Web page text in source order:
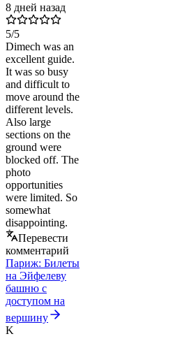
8 дней назад
5/5
Dimech was an
excellent guide.
It was so busy
and difficult to
move around the
different levels.
Also large
sections on the
ground were
blocked off. The
photo
opportunities
were limited. So
somewhat
disappointing.
Перевести
комментарий
Париж: Билеты
на Эйфелеву
башню с
доступом на
вершину
K